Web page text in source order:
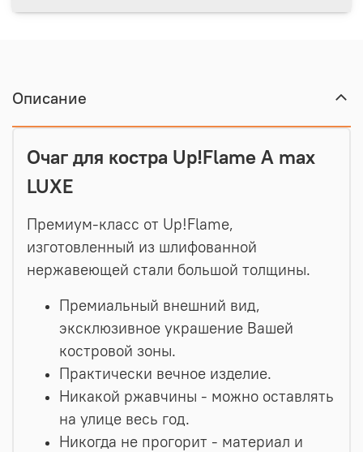
Описание
Очаг для костра Up!Flame A max
LUXE
Премиум-класс от Up!Flame,
изготовленный из шлифованной
нержавеющей стали большой толщины.
Премиальный внешний вид,
эксклюзивное украшение Вашей
костровой зоны.
Практически вечное изделие.
Никакой ржавчины - можно оставлять
на улице весь год.
Никогда не прогорит - материал и